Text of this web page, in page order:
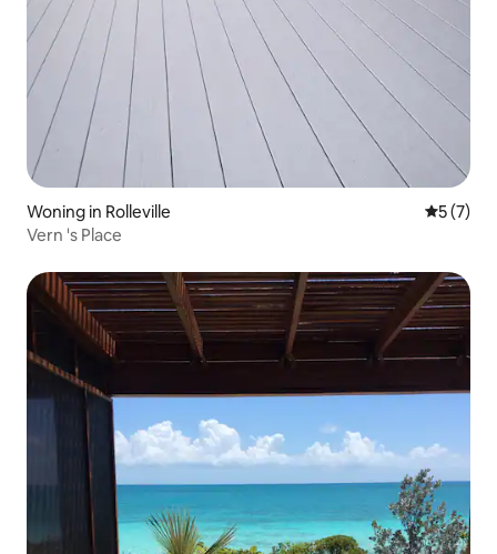
Woning in Rolleville
5 (7)
Vern 's Place